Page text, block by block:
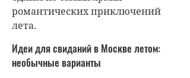
романтических приключений
лета.
Идеи для свиданий в Москве летом:
необычные варианты